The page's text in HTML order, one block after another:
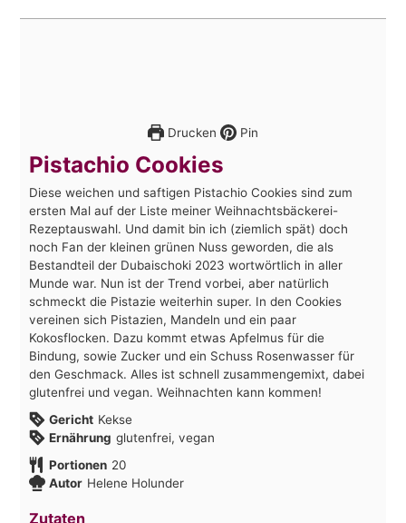
Drucken Pin
Pistachio Cookies
Diese weichen und saftigen Pistachio Cookies sind zum
ersten Mal auf der Liste meiner Weihnachtsbäckerei-
Rezeptauswahl. Und damit bin ich (ziemlich spät) doch
noch Fan der kleinen grünen Nuss geworden, die als
Bestandteil der Dubaischoki 2023 wortwörtlich in aller
Munde war. Nun ist der Trend vorbei, aber natürlich
schmeckt die Pistazie weiterhin super. In den Cookies
vereinen sich Pistazien, Mandeln und ein paar
Kokosflocken. Dazu kommt etwas Apfelmus für die
Bindung, sowie Zucker und ein Schuss Rosenwasser für
den Geschmack. Alles ist schnell zusammengemixt, dabei
glutenfrei und vegan. Weihnachten kann kommen!
Gericht Kekse
Ernährung glutenfrei, vegan
Portionen 20
Autor Helene Holunder
Zutaten